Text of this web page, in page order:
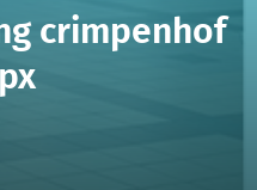
crimpenhof